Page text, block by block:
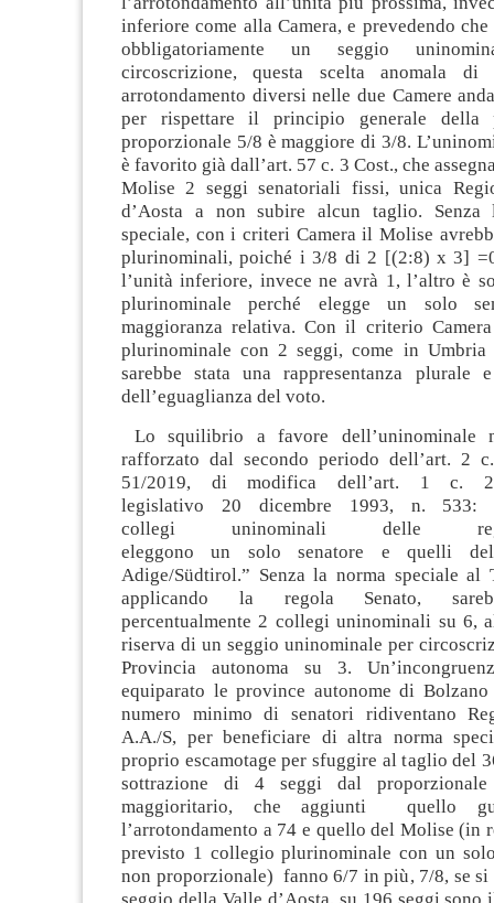
inferiore come alla Camera, e prevedendo che
obbligatoriamente un seggio
circoscrizione, questa scelta anomala
arrotondamento diversi nelle due Camere
per rispettare il principio generale della
proporzionale 5/8 è maggiore di 3/8.
è favorito già dall’art. 57 c. 3 Cost., che
Molise 2 seggi senatoriali fissi, unica
d’Aosta a non subire alcun taglio. Senza
speciale, con i criteri Camera il Molise
plurinominali, poiché i 3/8 di 2 [(2:8) x 3]
l’unità inferiore, invece ne avrà 1, l’altro è
plurinominale perché elegge un solo
maggioranza relativa. Con il criterio
plurinominale con 2 seggi, come in
sarebbe stata una rappresentanza plurale
dell’eguaglianza del voto.
Lo squilibrio a favore dell’uninominale
rafforzato dal secondo periodo dell’art. 2
51/2019, di modifica dell’art. 1 c.
legislativo 20 dicembre 1993, n.
collegi uninominali delle
eleggono un solo senatore e quelli del
Adige/Südtirol.” Senza la norma speciale al
applicando la regola Senato,
percentualmente 2 collegi uninominali su 6,
riserva di un seggio uninominale per
Provincia autonoma su 3.
equiparato le province autonome di
numero minimo di senatori ridiventano
A.A./S, per beneficiare di altra norma
proprio escamotage per sfuggire al taglio del
sottrazione di 4 seggi dal
maggioritario, che aggiunti quello
l’arrotondamento a 74 e quello del Molise (in
previsto 1 collegio plurinominale con un
non proporzionale) fanno 6/7 in più, 7/8, se si